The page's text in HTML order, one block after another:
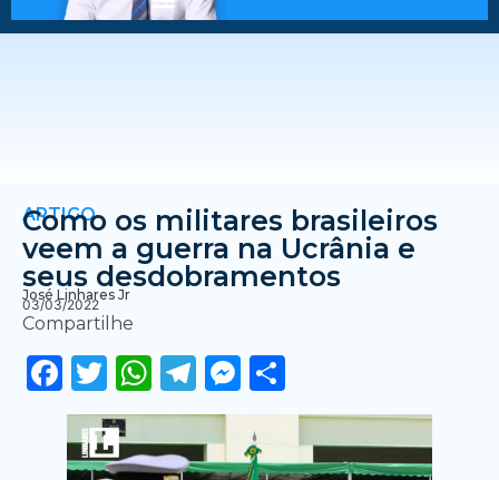
ARTIGO
Como os militares brasileiros
veem a guerra na Ucrânia e
seus desdobramentos
José Linhares Jr
03/03/2022
Compartilhe
Facebook
Twitter
WhatsApp
Telegram
Messenger